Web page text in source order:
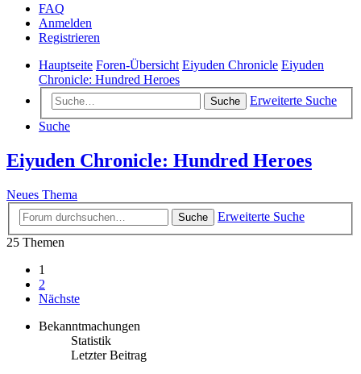
FAQ
Anmelden
Registrieren
Hauptseite Foren-Übersicht Eiyuden Chronicle Eiyuden
Chronicle: Hundred Heroes
Suche
Erweiterte Suche
Suche
Eiyuden Chronicle: Hundred Heroes
Neues Thema
Suche
Erweiterte Suche
25 Themen
1
2
Nächste
Bekanntmachungen
Statistik
Letzter Beitrag